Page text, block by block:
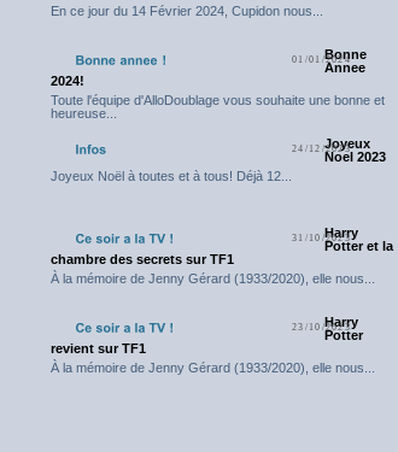
En ce jour du 14 Février 2024, Cupidon nous...
01/01/2024
Bonne
Annee
2024!
Toute l'équipe d'AlloDoublage vous souhaite une bonne et
heureuse...
24/12/2023
Joyeux
Noel 2023
Joyeux Noël à toutes et à tous! Déjà 12...
31/10/2023
Harry
Potter et la
chambre des secrets sur TF1
À la mémoire de Jenny Gérard (1933/2020), elle nous...
23/10/2023
Harry
Potter
revient sur TF1
À la mémoire de Jenny Gérard (1933/2020), elle nous...